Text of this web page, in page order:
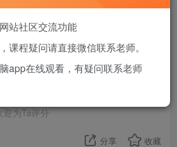
迎为Ta评分
分享 收藏
站社区交流功能
课程疑问请直接微信联系老师。
app在线观看，有疑问联系老师